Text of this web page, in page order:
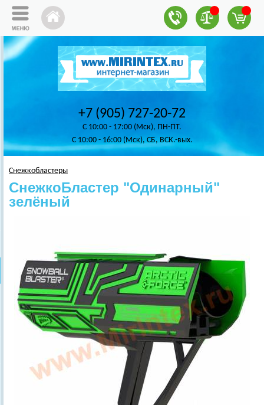
+7 (905) 727-20-72
C 10:00 - 17:00 (Мск), ПН-ПТ.
C 10:00 - 16:00 (Мск), СБ, ВСК.-вых.
Снежкобластеры
СнежкоБластер "Одинарный"
зелёный